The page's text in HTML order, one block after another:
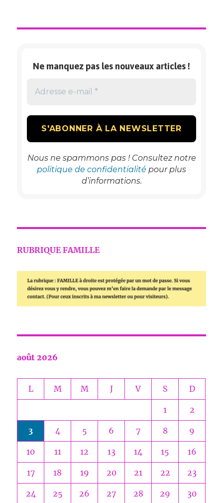
PONT
Ne manquez pas les nouveaux articles !
Nous ne spammons pas ! Consultez notre
politique de confidentialité pour plus
d’informations.
RUBRIQUE FAMILLE
août 2026
L M M J V S D
1 2
3 4 5 6 7 8 9
10 11 12 13 14 15 16
17 18 19 20 21 22 23
24 25 26 27 28 29 30